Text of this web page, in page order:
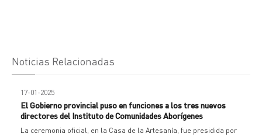
Noticias Relacionadas
17-01-2025
El Gobierno provincial puso en funciones a los tres nuevos
directores del Instituto de Comunidades Aborígenes
La ceremonia oficial, en la Casa de la Artesanía, fue presidida por